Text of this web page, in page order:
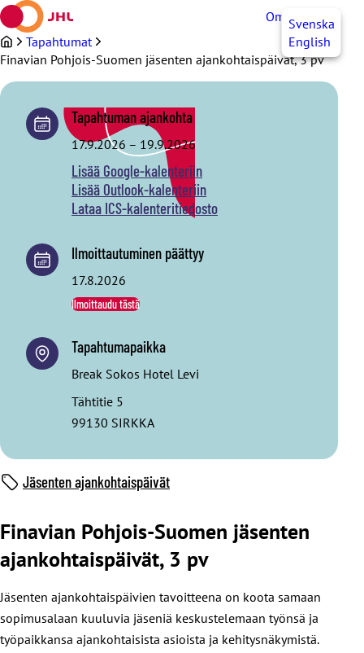
Siirry
sisältöön
OmaJHLSvenska
English
Tapahtumat
Finavian Pohjois-Suomen jäsenten ajankohtaispäivät, 3 pv
Finavian Pohjois-Suomen jäsenten
ajankohtaispäivät, 3 pv
Jäsenten ajankohtaispäivien tavoitteena on koota samaan
sopimusalaan kuuluvia jäseniä keskustelemaan työnsä ja
työpaikkansa ajankohtaisista asioista ja kehitysnäkymistä.
Tapahtuman ajankohta
17.9.2026 – 19.9.2026
Lisää Google-kalenteriin
Lisää Outlook-kalenteriin
Lataa ICS-kalenteritiedosto
Ilmoittautuminen päättyy
17.8.2026
Ilmoittaudu tästä
Tapahtumapaikka
Break Sokos Hotel Levi
Tähtitie 5
99130 SIRKKA
Jäsenten ajankohtaispäivät